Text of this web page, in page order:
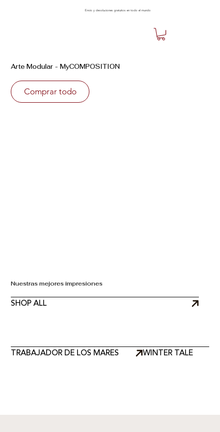
Envío y devoluciones gratuitos en todo el mundo
Arte Modular - MyCOMPOSITION
Comprar todo
Nuestras mejores impresiones
SHOP ALL
TRABAJADOR DE LOS MARES WINTER TALE